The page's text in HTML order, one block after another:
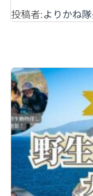
投稿者:よりかね